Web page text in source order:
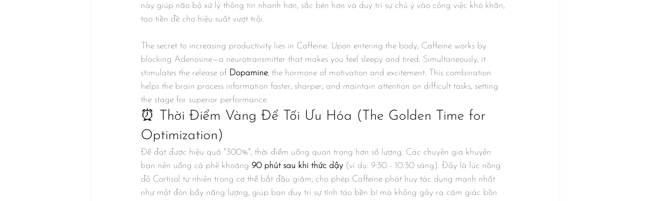
này giúp não bộ xử lý thông tin nhanh hơn, sắc bén hơn và duy trì sự chú ý vào công việc khó khăn,
tạo tiền đề cho hiệu suất vượt trội.
The secret to increasing productivity lies in Caffeine. Upon entering the body, Caffeine works by
blocking Adenosine—a neurotransmitter that makes you feel sleepy and tired. Simultaneously, it
stimulates the release of Dopamine, the hormone of motivation and excitement. This combination
helps the brain process information faster, sharper, and maintain attention on difficult tasks, setting
the stage for superior performance.
⏰ Thời Điểm Vàng Để Tối Ưu Hóa (The Golden Time for
Optimization)
Để đạt được hiệu quả "300%", thời điểm uống quan trọng hơn số lượng. Các chuyên gia khuyên
bạn nên uống cà phê khoảng 90 phút sau khi thức dậy (ví dụ: 9:30 - 10:30 sáng). Đây là lúc nồng
độ Cortisol tự nhiên trong cơ thể bắt đầu giảm, cho phép Caffeine phát huy tác dụng mạnh nhất
như một đòn bẩy năng lượng, giúp bạn duy trì sự tỉnh táo bền bỉ mà không gây ra cảm giác bồn